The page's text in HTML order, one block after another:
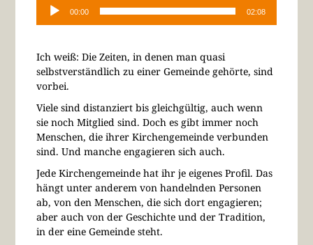
Player
00:00 02:08
Ich weiß: Die Zeiten, in denen man quasi
selbstverständlich zu einer Gemeinde gehörte, sind
vorbei.
Viele sind distanziert bis gleichgültig, auch wenn
sie noch Mitglied sind. Doch es gibt immer noch
Menschen, die ihrer Kirchengemeinde verbunden
sind. Und manche engagieren sich auch.
Jede Kirchengemeinde hat ihr je eigenes Profil. Das
hängt unter anderem von handelnden Personen
ab, von den Menschen, die sich dort engagieren;
aber auch von der Geschichte und der Tradition,
in der eine Gemeinde steht.